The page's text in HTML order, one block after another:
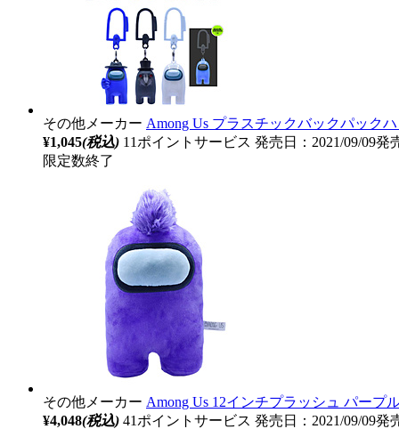
その他メーカー Among Us プラスチックバックパック
¥1,045(税込) 11ポイントサービス 発売日：2021/09/09発
限定数終了
その他メーカー Among Us 12インチプラッシュ パープ
¥4,048(税込) 41ポイントサービス 発売日：2021/09/09発